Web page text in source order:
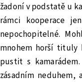
žadoní v podstatě u
rámci kooperace
nepochopitelné.
mnohem horší tituly
pustit s
zásadním